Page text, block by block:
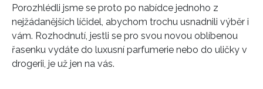
Porozhlédli jsme se proto po nabídce jednoho z
nejžádanějších líčidel, abychom trochu usnadnili výběr i
vám. Rozhodnutí, jestli se pro svou novou oblíbenou
řasenku vydáte do luxusní parfumerie nebo do uličky v
drogerii, je už jen na vás.